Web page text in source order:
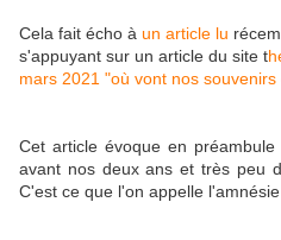
Cela fait écho à un article lu
s'appuyant sur un article du site t
mars 2021 "où vont nos
Cet article évoque en
avant nos deux ans et très peu
C'est ce que l'on appelle